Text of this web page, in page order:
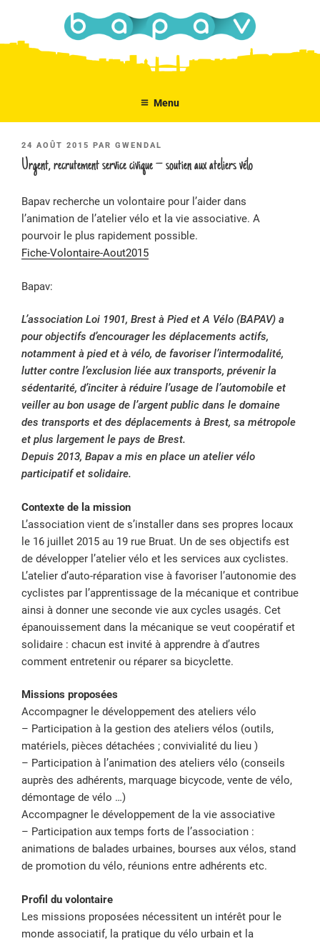
contenu
Menu
PUBLIÉ
LE
24 AOÛT 2015 PAR GWENDAL
Urgent, recrutement service civique – soutien aux ateliers vélo
Bapav recherche un volontaire pour l’aider dans
l’animation de l’atelier vélo et la vie associative. A
pourvoir le plus rapidement possible.
Fiche-Volontaire-Aout2015
Bapav:
L’association Loi 1901, Brest à Pied et A Vélo (BAPAV) a
pour objectifs d’encourager les déplacements actifs,
notamment à pied et à vélo, de favoriser l’intermodalité,
lutter contre l’exclusion liée aux transports, prévenir la
sédentarité, d’inciter à réduire l’usage de l’automobile et
veiller au bon usage de l’argent public dans le domaine
des transports et des déplacements à Brest, sa métropole
et plus largement le pays de Brest.
Depuis 2013, Bapav a mis en place un atelier vélo
participatif et solidaire.
Contexte de la mission
L’association vient de s’installer dans ses propres locaux
le 16 juillet 2015 au 19 rue Bruat. Un de ses objectifs est
de développer l’atelier vélo et les services aux cyclistes.
L’atelier d’auto-réparation vise à favoriser l’autonomie des
cyclistes par l’apprentissage de la mécanique et contribue
ainsi à donner une seconde vie aux cycles usagés. Cet
épanouissement dans la mécanique se veut coopératif et
solidaire : chacun est invité à apprendre à d’autres
comment entretenir ou réparer sa bicyclette.
Missions proposées
Accompagner le développement des ateliers vélo
– Participation à la gestion des ateliers vélos (outils,
matériels, pièces détachées ; convivialité du lieu )
– Participation à l’animation des ateliers vélo (conseils
auprès des adhérents, marquage bicycode, vente de vélo,
démontage de vélo …)
Accompagner le développement de la vie associative
– Participation aux temps forts de l’association :
animations de balades urbaines, bourses aux vélos, stand
de promotion du vélo, réunions entre adhérents etc.
Profil du volontaire
Les missions proposées nécessitent un intérêt pour le
monde associatif, la pratique du vélo urbain et la